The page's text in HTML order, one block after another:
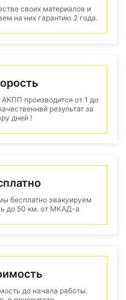
своих материалов и
на них гарантию 2 года.
производится от 1 до
результат за
дней !
бесплатно эвакуируем
до 50 км. от МКАД-а
до начала работы.